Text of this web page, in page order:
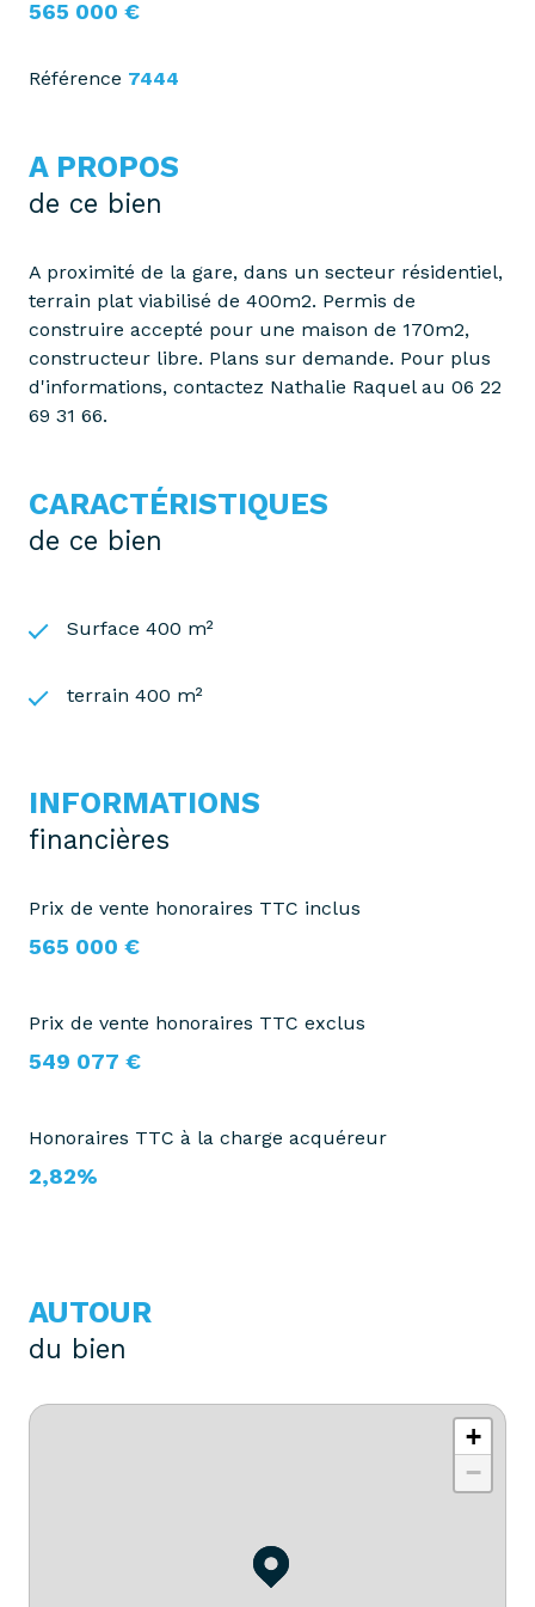
565 000 €
Référence 7444
A PROPOS
de ce bien
A proximité de la gare, dans un secteur résidentiel,
terrain plat viabilisé de 400m2. Permis de
construire accepté pour une maison de 170m2,
constructeur libre. Plans sur demande. Pour plus
d'informations, contactez Nathalie Raquel au 06 22
69 31 66.
CARACTÉRISTIQUES
de ce bien
Surface 400 m²
terrain 400 m²
INFORMATIONS
financières
Prix de vente honoraires TTC inclus
565 000 €
Prix de vente honoraires TTC exclus
549 077 €
Honoraires TTC à la charge acquéreur
2,82%
AUTOUR
du bien
+
−